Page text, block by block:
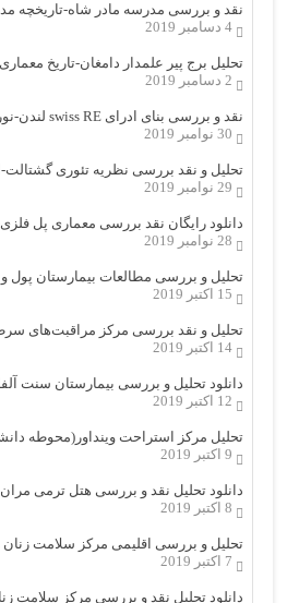
نقد و بررسی مدرسه مادر شاه-تاریخچه
4 دسامبر 2019
تحلیل برج پیر علمدار دامغان-تاریخ
2 دسامبر 2019
نقد و بررسی بنای ادرای swiss RE لندن-نورمن فاستر
30 نوامبر 2019
تحلیل و نقد بررسی نظریه تئوری
29 نوامبر 2019
دانلود رایگان نقد بررسی معماری پل
28 نوامبر 2019
تحلیل و بررسی مطالعات بیمارستان پول
15 اکتبر 2019
تحلیل و نقد بررسی مرکز مراقبت‌های
14 اکتبر 2019
دانلود تحلیل و بررسی بیمارستان سنت
12 اکتبر 2019
تحلیل مرکز استراحت وینداور(محوطه
9 اکتبر 2019
دانلود تحلیل نقد و بررسی هتل ترمی مران-
8 اکتبر 2019
تحلیل و بررسی اقلیمی مرکز سلامت زنان
7 اکتبر 2019
دانلود تحلیل نقد و بررسی مرکز سلامت